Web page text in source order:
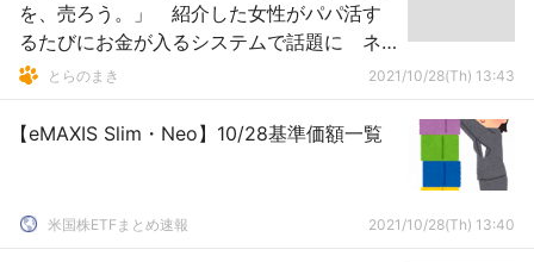
を、売ろう。」 紹介した女性がパパ活す
るたびにお金が入るシステムで話題に ネ
ットの反応
とらのまき 2021/10/28(Th) 13:43
【eMAXIS Slim・Neo】10/28基準価額一覧
米国株ETFまとめ速報 2021/10/28(Th) 13:40